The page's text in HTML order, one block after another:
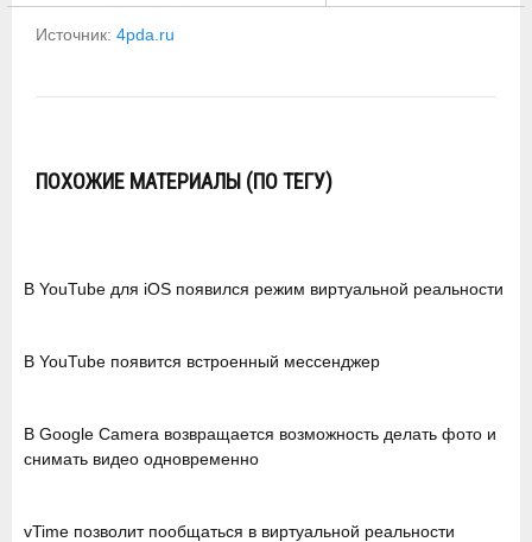
Источник: 4pda.ru
ПОХОЖИЕ МАТЕРИАЛЫ (ПО ТЕГУ)
В YouTube для iOS появился режим виртуальной реальности
В YouTube появится встроенный мессенджер
В Google Camera возвращается возможность делать фото и
снимать видео одновременно
vTime позволит пообщаться в виртуальной реальности